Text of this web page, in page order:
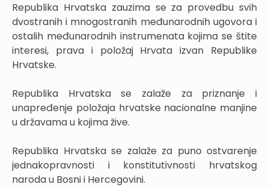
Republika Hrvatska zauzima se za provedbu svih
dvostranih i mnogostranih međunarodnih ugovora i
ostalih međunarodnih instrumenata kojima se štite
interesi, prava i položaj Hrvata izvan Republike
Hrvatske.
Republika Hrvatska se zalaže za priznanje i
unapređenje položaja hrvatske nacionalne manjine
u državama u kojima žive.
Republika Hrvatska se zalaže za puno ostvarenje
jednakopravnosti i konstitutivnosti hrvatskog
naroda u Bosni i Hercegovini.